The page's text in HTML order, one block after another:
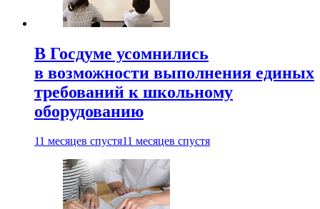
В Госдуме усомнились
в возможности выполнения единых
требований к школьному
оборудованию
11 месяцев спустя11 месяцев спустя